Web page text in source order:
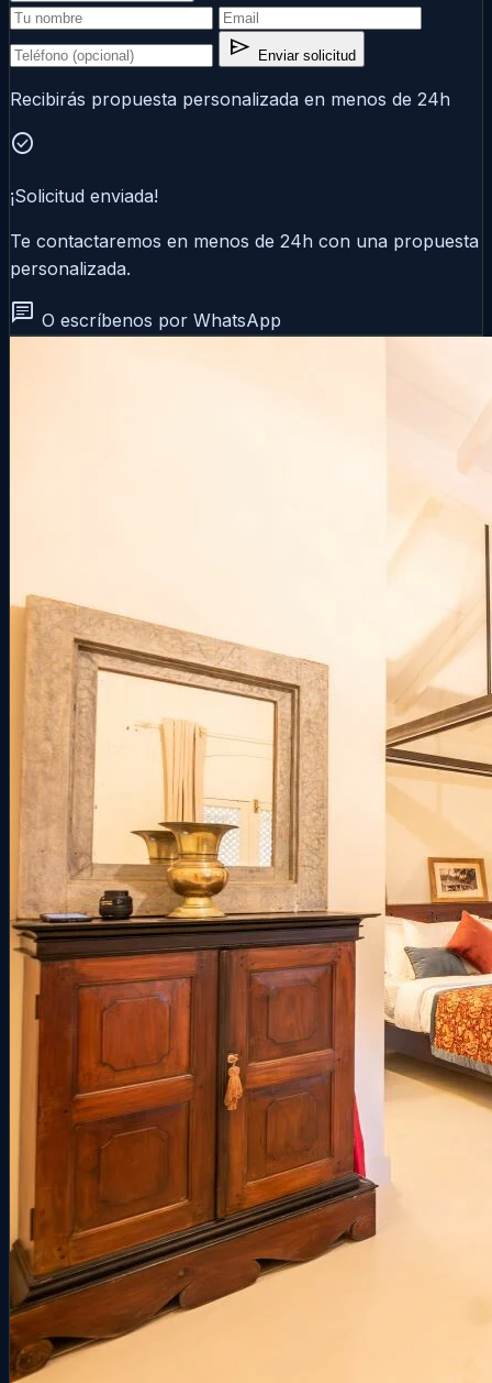
send Enviar solicitud
Recibirás propuesta personalizada en menos de 24h
check_circle
¡Solicitud enviada!
Te contactaremos en menos de 24h con una propuesta
personalizada.
chat O escríbenos por WhatsApp